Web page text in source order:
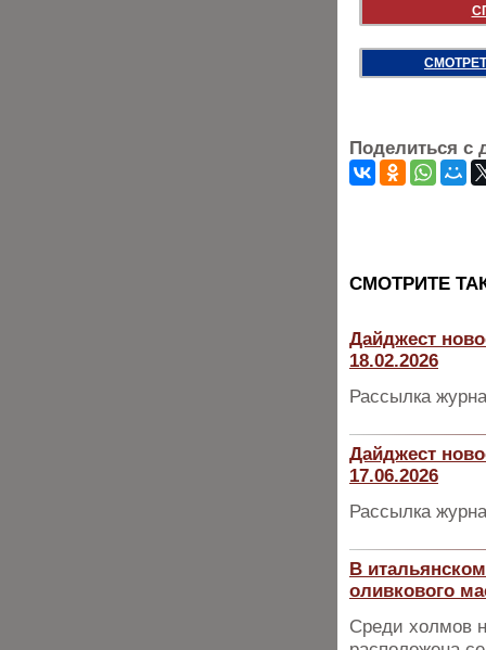
Поделиться с
CМОТРИТЕ
Дайджест
18.02.2026
Рассылка
Дайджест
17.06.2026
Рассылка
В
оливкового
Среди холмов